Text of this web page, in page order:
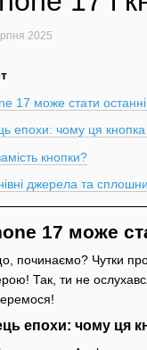
2025
17 може стати
епохи: чому ця
кнопки?
джерела та
17 може
починаємо? Чутки
Так, ти не
епохи: чому ця